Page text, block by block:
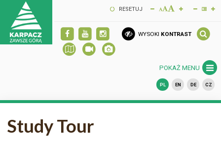
RESETUJ
WYSOKI KONTRAST
POKAŻ MENU
PL EN DE CZ
Study Tour